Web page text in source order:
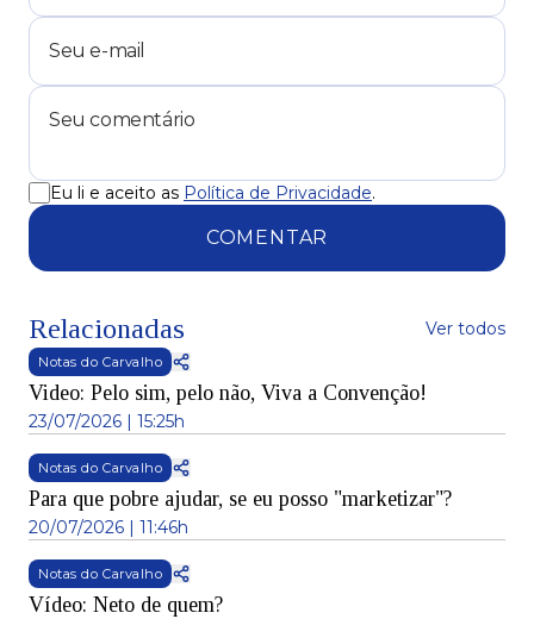
Eu li e aceito as Política de Privacidade.
COMENTAR
Relacionadas Ver todos
Notas do Carvalho
Video: Pelo sim, pelo não, Viva a Convenção!
23/07/2026 | 15:25h
Notas do Carvalho
Para que pobre ajudar, se eu posso "marketizar"?
20/07/2026 | 11:46h
Notas do Carvalho
Vídeo: Neto de quem?